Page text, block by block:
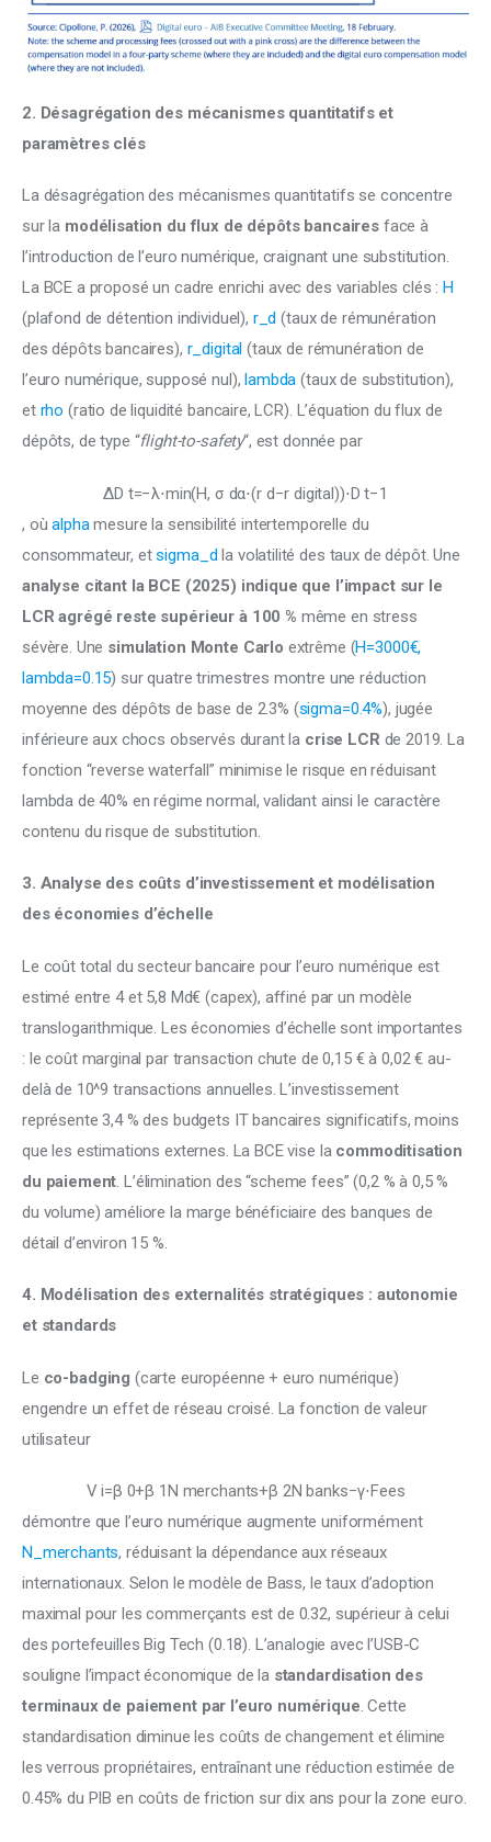
2. Désagrégation des mécanismes quantitatifs et
paramètres clés
La désagrégation des mécanismes quantitatifs se concentre
sur la modélisation du flux de dépôts bancaires face à
l’introduction de l’euro numérique, craignant une substitution.
La BCE a proposé un cadre enrichi avec des variables clés : H
(plafond de détention individuel), r_d (taux de rémunération
des dépôts bancaires), r_digital (taux de rémunération de
l’euro numérique, supposé nul), lambda (taux de substitution),
et rho (ratio de liquidité bancaire, LCR). L’équation du flux de
dépôts, de type “flight-to-safety“, est donnée par
ΔD t ​ =−λ⋅min(H, σ d ​ α⋅(r d ​ −r digital ​ ) ​ )⋅D t−1 ​
, où alpha mesure la sensibilité intertemporelle du
consommateur, et sigma_d la volatilité des taux de dépôt. Une
analyse citant la BCE (2025) indique que l’impact sur le
LCR agrégé reste supérieur à 100 % même en stress
sévère. Une simulation Monte Carlo extrême (H=3000€,
lambda=0.15) sur quatre trimestres montre une réduction
moyenne des dépôts de base de 2.3% (sigma=0.4%), jugée
inférieure aux chocs observés durant la crise LCR de 2019. La
fonction “reverse waterfall” minimise le risque en réduisant
lambda de 40% en régime normal, validant ainsi le caractère
contenu du risque de substitution.
3. Analyse des coûts d’investissement et modélisation
des économies d’échelle
Le coût total du secteur bancaire pour l’euro numérique est
estimé entre 4 et 5,8 Md€ (capex), affiné par un modèle
translogarithmique. Les économies d’échelle sont importantes
: le coût marginal par transaction chute de 0,15 € à 0,02 € au-
delà de 10^9 transactions annuelles. L’investissement
représente 3,4 % des budgets IT bancaires significatifs, moins
que les estimations externes. La BCE vise la commoditisation
du paiement. L’élimination des “scheme fees” (0,2 % à 0,5 %
du volume) améliore la marge bénéficiaire des banques de
détail d’environ 15 %.
4. Modélisation des externalités stratégiques : autonomie
et standards
Le co-badging (carte européenne + euro numérique)
engendre un effet de réseau croisé. La fonction de valeur
utilisateur
V i ​ =β 0 ​ +β 1 ​ N merchants ​ +β 2 ​ N banks ​ −γ⋅Fees
démontre que l’euro numérique augmente uniformément
N_merchants, réduisant la dépendance aux réseaux
internationaux. Selon le modèle de Bass, le taux d’adoption
maximal pour les commerçants est de 0.32, supérieur à celui
des portefeuilles Big Tech (0.18). L’analogie avec l’USB-C
souligne l’impact économique de la standardisation des
terminaux de paiement par l’euro numérique. Cette
standardisation diminue les coûts de changement et élimine
les verrous propriétaires, entraînant une réduction estimée de
0.45% du PIB en coûts de friction sur dix ans pour la zone euro.